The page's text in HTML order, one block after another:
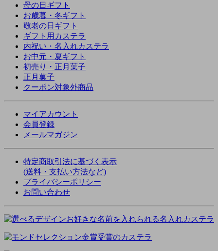
母の日ギフト
お歳暮・冬ギフト
敬老の日ギフト
ギフト用カステラ
内祝い・名入れカステラ
お中元・夏ギフト
初売り・正月菓子
正月菓子
クーポン対象外商品
マイアカウント
会員登録
メールマガジン
特定商取引法に基づく表示
(送料・支払い方法など)
プライバシーポリシー
お問い合わせ